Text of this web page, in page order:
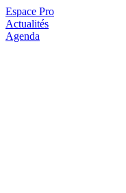
Espace Pro
Actualités
Agenda